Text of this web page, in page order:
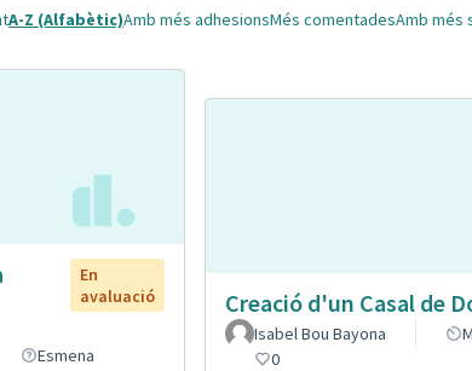
A-Z (Alfabètic)Amb més adhesionsMés comentadesAmb més
En
avaluació
Esmena
Creació d'un Casal de
Isabel Bou Bayona
0